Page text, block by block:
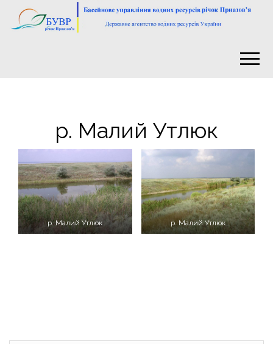
р. Малий Утлюк
р. Малий Утлюк р. Малий Утлюк